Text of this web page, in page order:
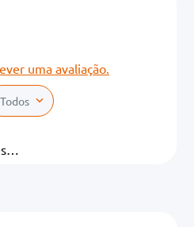
uma avaliação.
Todos